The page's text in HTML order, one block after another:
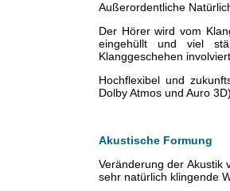
Außerordentliche
Der Hörer wird vom
eingehüllt und viel
Klanggeschehen involviert.
Hochflexibel und
Dolby Atmos und Auro 3D).
Akustische Formung
Veränderung der Akustik
sehr natürlich klingende